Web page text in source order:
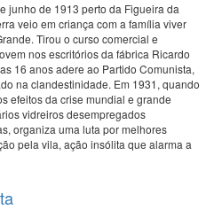
junho de 1913 perto da Figueira da
veio em criança com a família viver
Tirou o curso comercial e
nos escritórios da fábrica Ricardo
16 anos adere ao Partido Comunista,
na clandestinidade. Em 1931, quando
efeitos da crise mundial e grande
vidreiros desempregados
organiza uma luta por melhores
pela vila, ação insólita que alarma a